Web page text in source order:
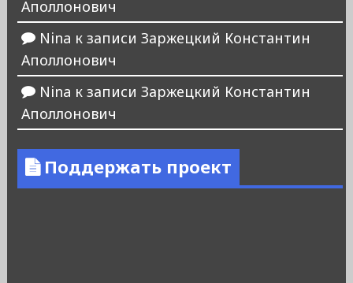
Аполлонович
Nina к записи Заржецкий Константин
Аполлонович
Nina к записи Заржецкий Константин
Аполлонович
Поддержать проект